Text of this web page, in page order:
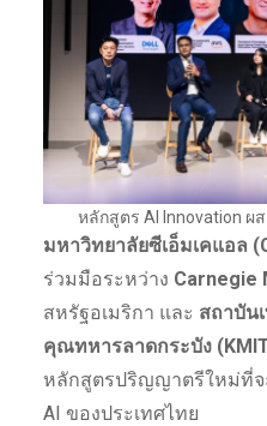
หลักสูตร AI Innovation ผ
มหาวิทยาลัยซีเอ็มเคแอล
ร่วมมือระหว่าง Carnegie
สหรัฐอเมริกา และ สถาบัน
คุณทหารลาดกระบัง
หลักสูตรปริญญาตรีใหม่ที่จ
AI ของประเทศไทย